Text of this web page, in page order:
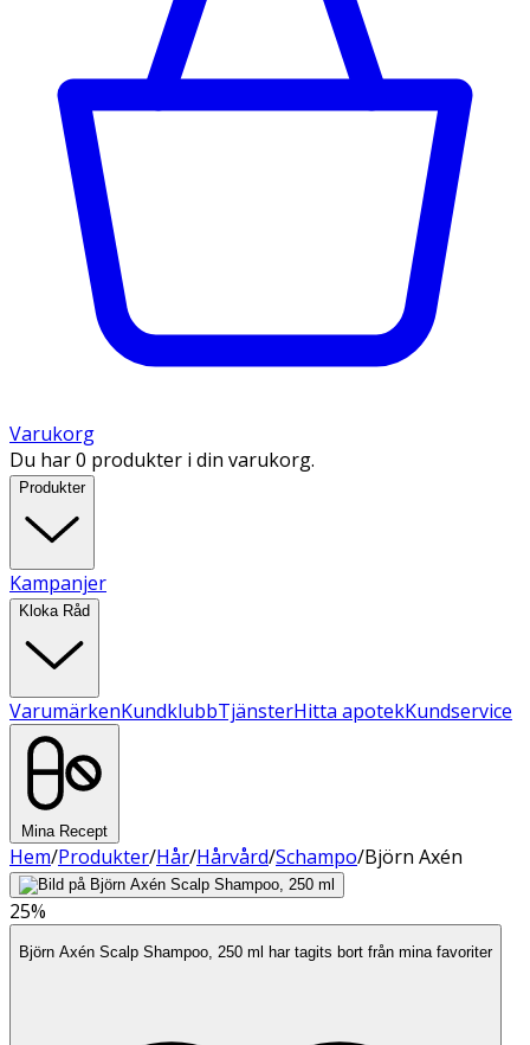
Varukorg
Du har 0 produkter i din varukorg.
Produkter
Kampanjer
Kloka Råd
VarumärkenKundklubbTjänsterHitta apotekKundservice
Mina Recept
Hem/Produkter/Hår/Hårvård/Schampo/Björn Axén
25%
Björn Axén Scalp Shampoo, 250 ml har tagits bort från mina favoriter